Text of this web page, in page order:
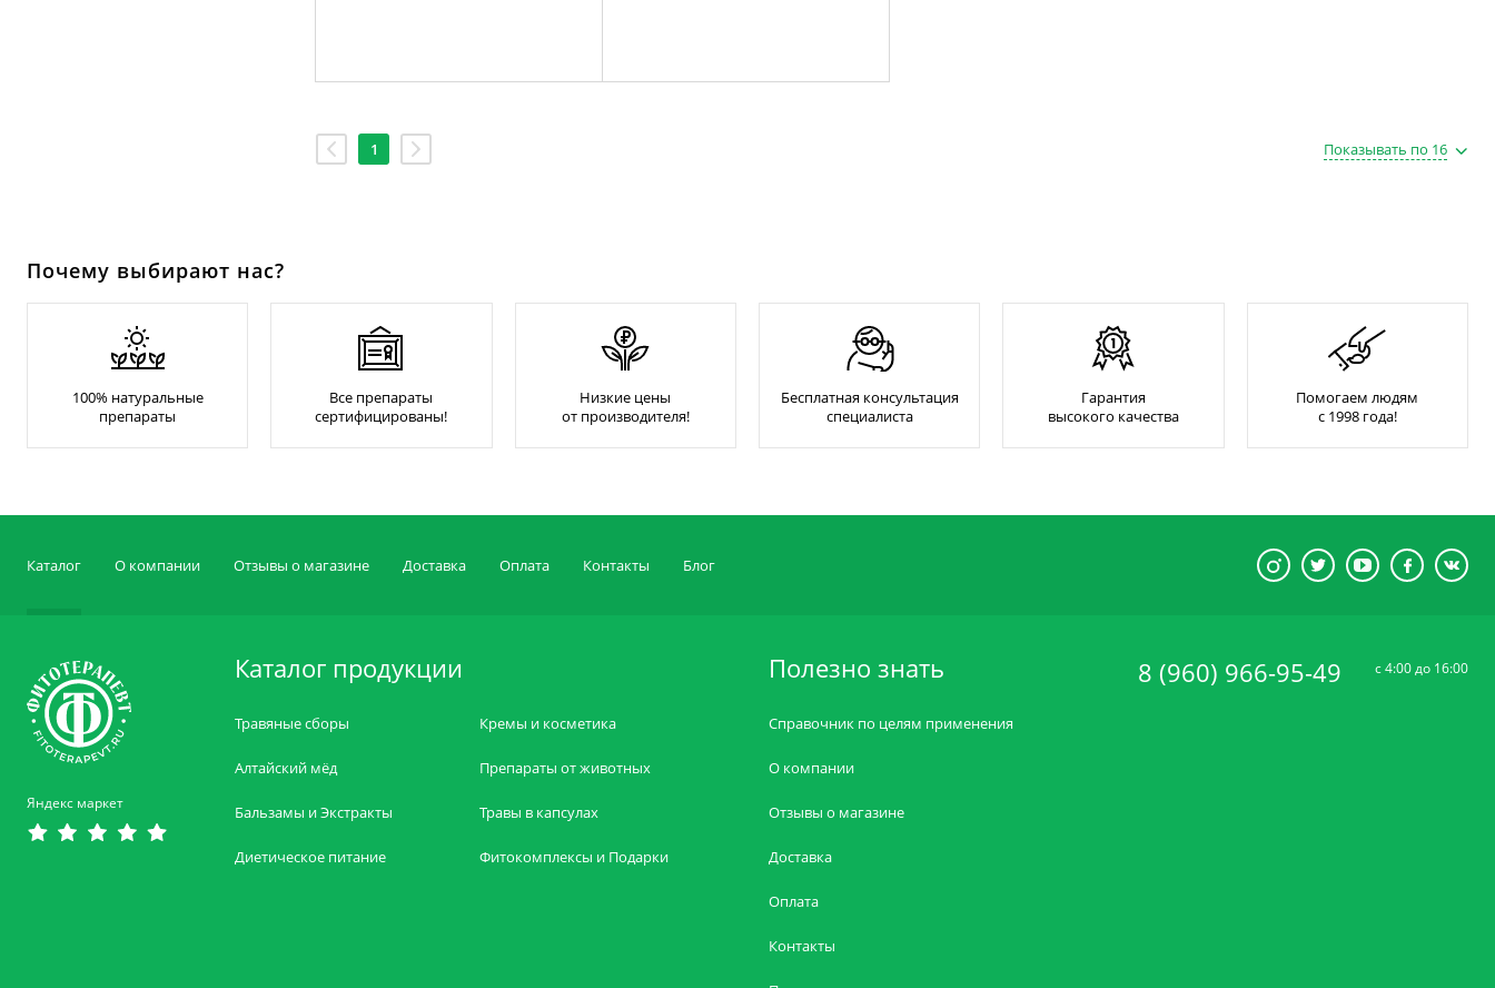
1 Показывать по 16
Почему выбирают нас?
100% натуральные
препараты
Все препараты
сертифицированы!
Низкие цены
от производителя!
Бесплатная консультация
специалиста
Гарантия
высокого качества
Помогаем людям
с 1998 года!
Каталог О компании Отзывы о магазине Доставка Оплата Контакты Блог
Яндекс маркет
Каталог продукции
Травяные сборы
Алтайский мёд
Бальзамы и Экстракты
Диетическое питание
Кремы и косметика
Препараты от животных
Травы в капсулах
Фитокомплексы и Подарки
Полезно знать
Справочник по целям применения
О компании
Отзывы о магазине
Доставка
Оплата
Контакты
8 (960) 966-95-49 c 4:00 до 16:00